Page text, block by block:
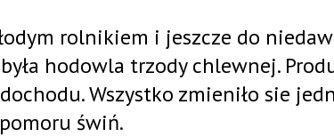
rolnikiem i jeszcze do
hodowla trzody chlewnej.
Wszystko zmieniło sie
świń.